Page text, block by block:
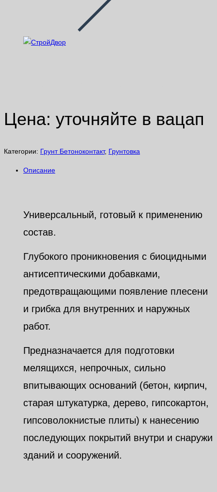
Цена: уточняйте в вацап
Категории: Грунт Бетоноконтакт, Грунтовка
Описание
Универсальный, готовый к применению
состав.
Глубокого проникновения с биоцидными
антисептическими добавками,
предотвращающими появление плесени
и грибка для внутренних и наружных
работ.
Предназначается для подготовки
мелящихся, непрочных, сильно
впитывающих оснований (бетон, кирпич,
старая штукатурка, дерево, гипсокартон,
гипсоволокнистые плиты) к нанесению
последующих покрытий внутри и снаружи
зданий и сооружений.